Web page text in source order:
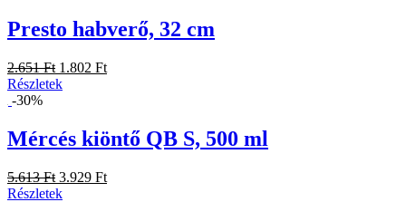
Presto habverő, 32 cm
2.651 Ft 1.802 Ft
Részletek
-30%
Mércés kiöntő QB S, 500 ml
5.613 Ft 3.929 Ft
Részletek